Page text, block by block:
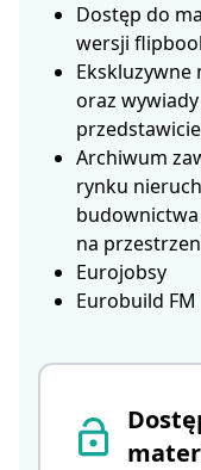
Dostęp do
wersji
Ekskluzywne
oraz
Archiwum
rynku
budownictwa
na
Eurojobsy
Eurobuild FM